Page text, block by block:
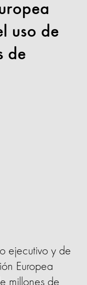
uso de
de
ejecutivo y de
Europea
millones de